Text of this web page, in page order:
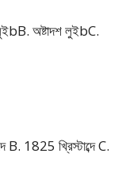
অষ্টাদশ লুইbC.
1825 খ্রিস্টাব্দে C.